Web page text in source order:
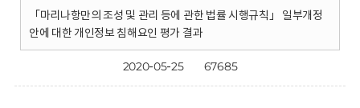
「마리나항만의 조성 및 관리 등에 관한 법률 시행규칙」 일부개정
안에 대한 개인정보 침해요인 평가 결과
2020-05-25 67685